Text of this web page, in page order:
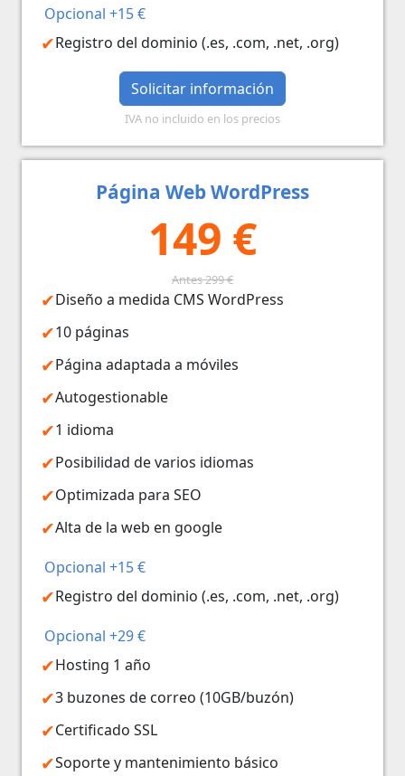
Opcional +15 €
Registro del dominio (.es, .com, .net, .org)
Solicitar información
IVA no incluido en los precios
Página Web WordPress
149 €
Antes 299 €
Diseño a medida CMS WordPress
10 páginas
Página adaptada a móviles
Autogestionable
1 idioma
Posibilidad de varios idiomas
Optimizada para SEO
Alta de la web en google
Opcional +15 €
Registro del dominio (.es, .com, .net, .org)
Opcional +29 €
Hosting 1 año
3 buzones de correo (10GB/buzón)
Certificado SSL
Soporte y mantenimiento básico